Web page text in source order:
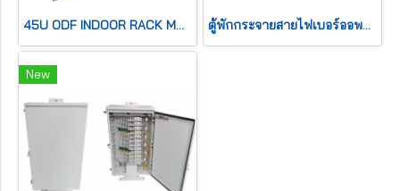
45U ODF INDOOR RACK MOUNT ตู้พักกระจายสายไฟเบอร์ออพติกอลูมิเนียมแบบตั้งพื้นขนาด 720F
New